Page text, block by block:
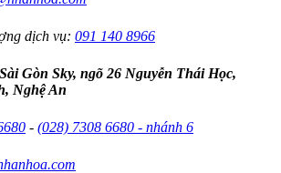
dịch vụ: 091 140 8966
Gòn Sky, ngõ 26 Nguyễn Thái Học,
Nghệ An
- (028) 7308 6680 - nhánh 6